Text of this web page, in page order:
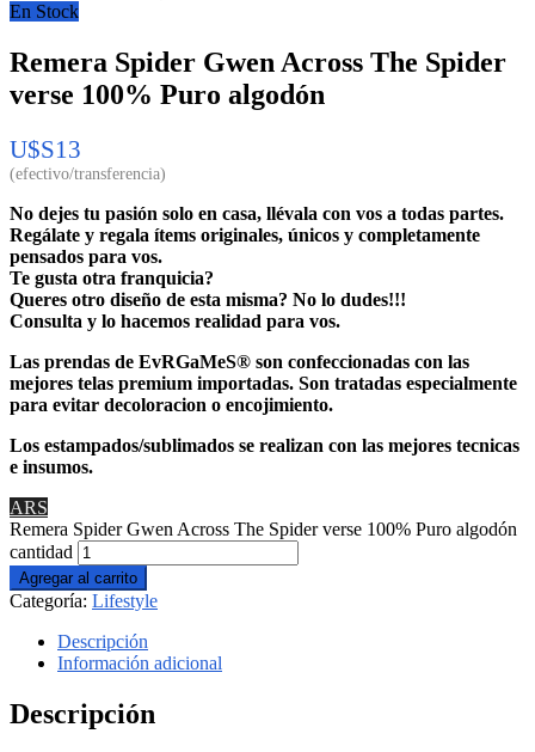
En Stock
Remera Spider Gwen Across The Spider
verse 100% Puro algodón
U$S13
No dejes tu pasión solo en casa, llévala con vos a todas partes.
Regálate y regala ítems originales, únicos y completamente
pensados para vos.
Te gusta otra franquicia?
Queres otro diseño de esta misma? No lo dudes!!!
Consulta y lo hacemos realidad para vos.
Las prendas de EvRGaMeS® son confeccionadas con las
mejores telas premium importadas. Son tratadas especialmente
para evitar decoloracion o encojimiento.
Los estampados/sublimados se realizan con las mejores tecnicas
e insumos.
ARS
Remera Spider Gwen Across The Spider verse 100% Puro algodón
cantidad
Agregar al carrito
Categoría: Lifestyle
Descripción
Información adicional
Descripción